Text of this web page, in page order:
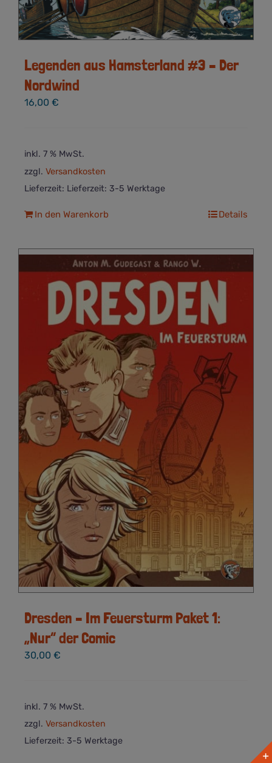
Legenden aus Hamsterland #3 – Der
Nordwind
16,00 €
inkl. 7 % MwSt.
zzgl. Versandkosten
Lieferzeit: Lieferzeit: 3-5 Werktage
In den Warenkorb Details
Dresden – Im Feuersturm Paket 1:
„Nur“ der Comic
30,00 €
inkl. 7 % MwSt.
zzgl. Versandkosten
Lieferzeit: 3-5 Werktage